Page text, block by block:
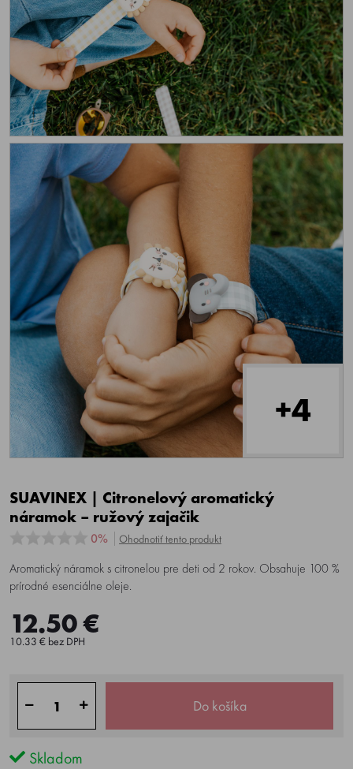
+4
SUAVINEX | Citronelový aromatický
náramok – ružový zajačik
0% Ohodnotiť tento produkt
Aromatický náramok s citronelou pre deti od 2 rokov. Obsahuje 100 %
prírodné esenciálne oleje.
12.50 €
10.33 € bez DPH
Do košíka
Skladom